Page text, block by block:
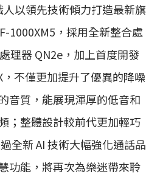
以領先技術傾力打造最新旗
1000XM5，採用全新整合處
理器 QN2e，加上首度開發
不僅更加提升了優異的降噪
音質，能展現渾厚的低音和
；整體設計較前代更加輕巧
全新 AI 技術大幅強化通話品
功能，將再次為樂迷帶來聆